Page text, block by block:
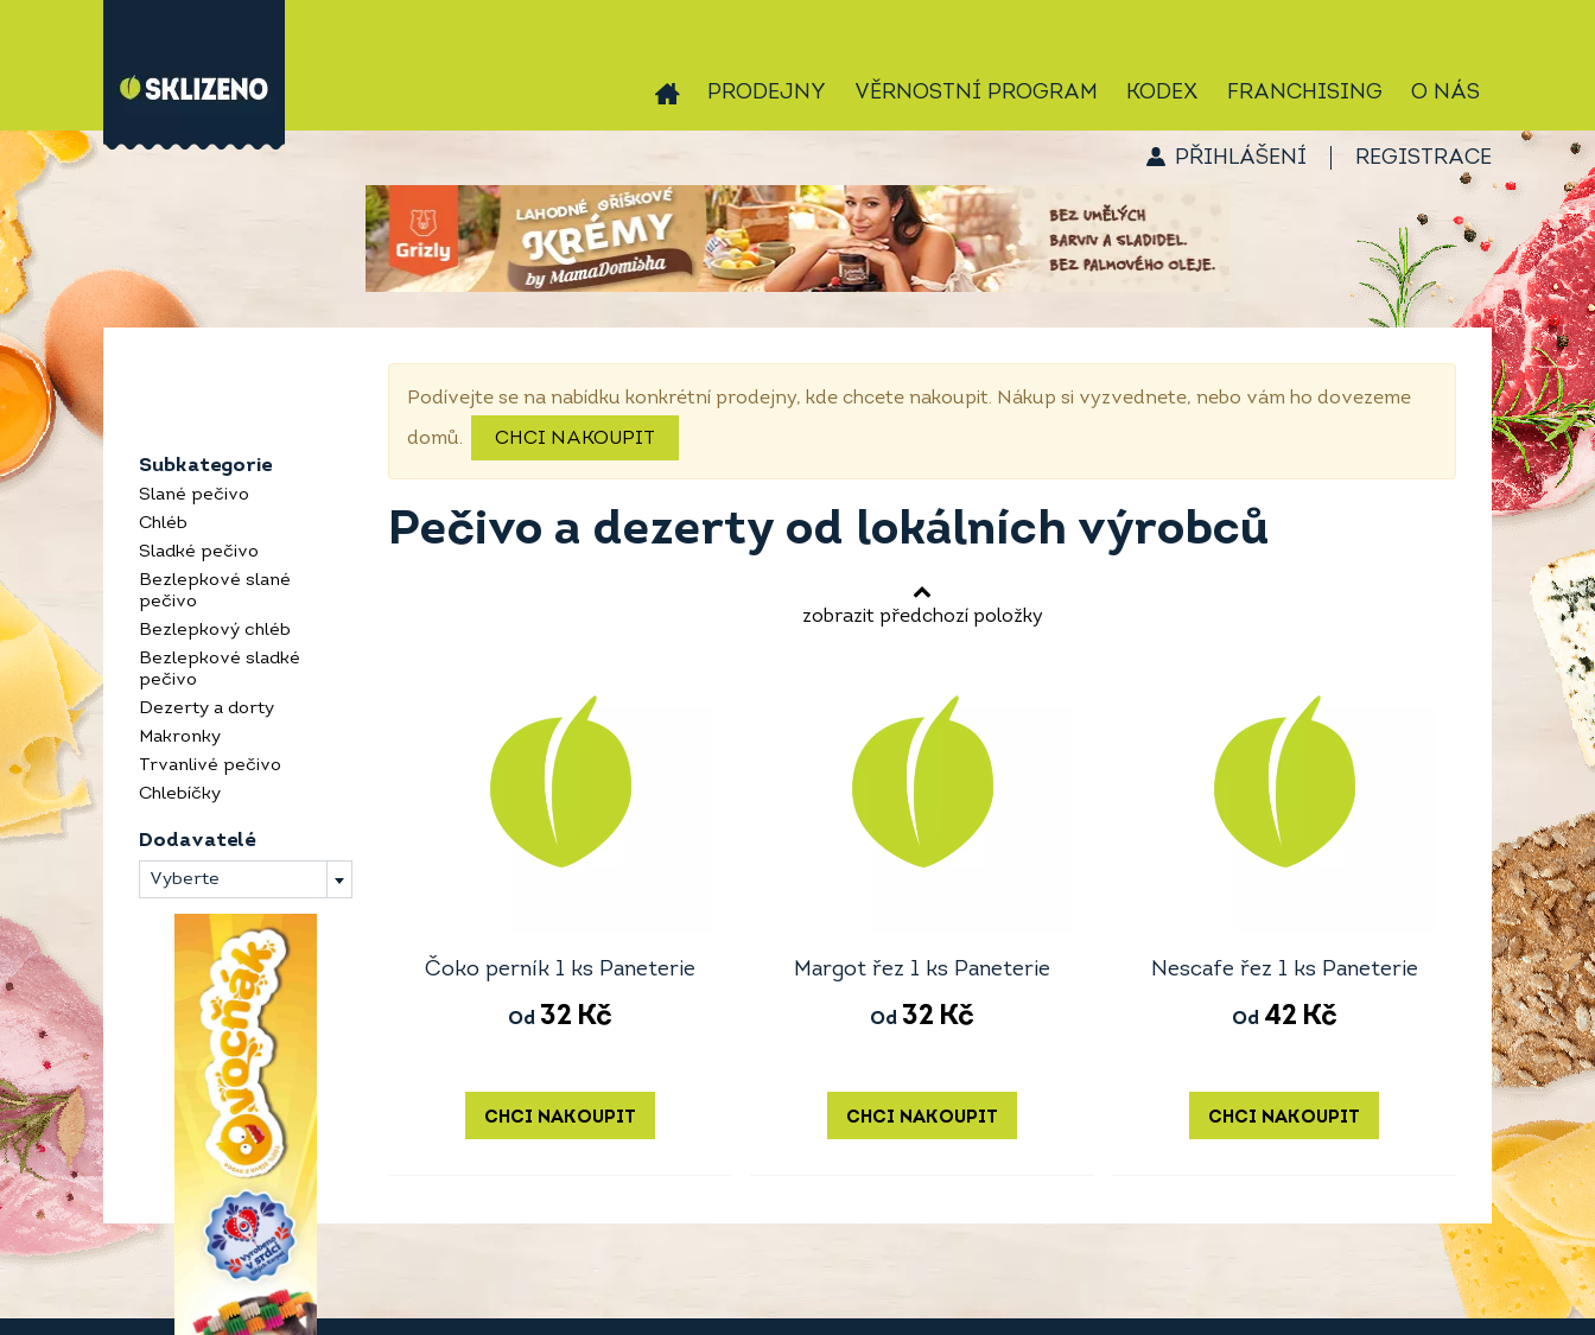
PRODEJNY VĚRNOSTNÍ PROGRAM KODEX FRANCHISING O NÁS
PŘIHLÁŠENÍ REGISTRACE
Subkategorie
Slané pečivo
Chléb
Sladké pečivo
Bezlepkové slané
pečivo
Bezlepkový chléb
Bezlepkové sladké
pečivo
Dezerty a dorty
Makronky
Trvanlivé pečivo
Chlebíčky
Dodavatelé
Vyberte
Podívejte se na nabídku konkrétní prodejny, kde chcete nakoupit. Nákup si vyzvednete, nebo vám ho dovezeme
domů. CHCI NAKOUPIT
Pečivo a dezerty od lokálních výrobců
zobrazit předchozí položky
Čoko perník 1 ks Paneterie
Od 32 Kč
CHCI NAKOUPIT
Margot řez 1 ks Paneterie
Od 32 Kč
CHCI NAKOUPIT
Nescafe řez 1 ks Paneterie
Od 42 Kč
CHCI NAKOUPIT